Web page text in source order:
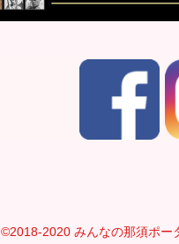
©2018-2020 みんなの那須ポー